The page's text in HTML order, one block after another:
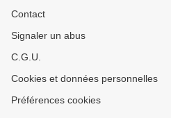
Contact
Signaler un abus
C.G.U.
Cookies et données personnelles
Préférences cookies